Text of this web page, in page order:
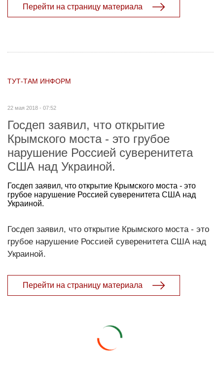
Перейти на страницу материала
ТУТ-ТАМ ИНФОРМ
22 мая 2018 - 07:52
Госдеп заявил, что открытие
Крымского моста - это грубое
нарушение Россией суверенитета
США над Украиной.
Госдеп заявил, что открытие Крымского моста - это
грубое нарушение Россией суверенитета США над
Украиной.
Госдеп заявил, что открытие Крымского моста - это
грубое нарушение Россией суверенитета США над
Украиной.
Перейти на страницу материала